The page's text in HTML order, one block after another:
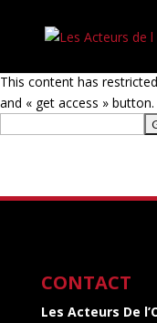
This content has
and « get access » button.
CONTACT
Les Acteurs De